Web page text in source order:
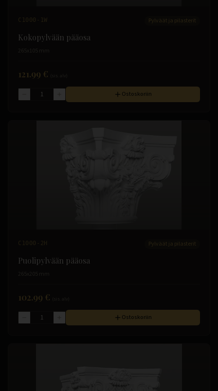
C1000-1W Pylväät ja pilasterit
Kokopylvään pääosa
265x105 mm
121.99 €
Ostoskoriin
C1000-2H Pylväät ja pilasterit
Puolipylvään pääosa
265x205 mm
102.99 €
Ostoskoriin